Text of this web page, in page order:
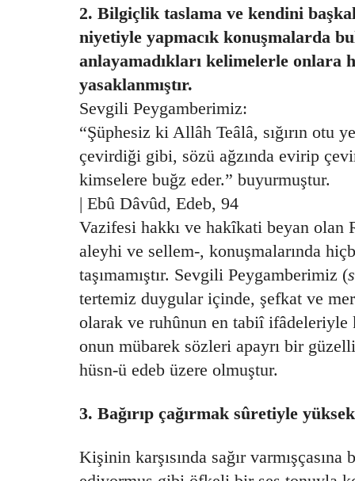
2. Bilgiçlik taslama ve kendini
niyetiyle yapmacık konuşmalarda
anlayamadıkları kelimelerle onlara
yasaklanmıştır.
Sevgili Peygamberimiz:
“Şüphesiz ki Allâh Teâlâ, sığırın otu
çevirdiği gibi, sözü ağzında evirip
kimselere buğz eder.” buyurmuştur.
| Ebû Dâvûd, Edeb, 94
Vazifesi hakkı ve hakîkati beyan olan
aleyhi ve sellem-, konuşmalarında
taşımamıştır. Sevgili Peygamberimiz (
tertemiz duygular içinde, şefkat ve
olarak ve ruhûnun en tabiî ifâdeleriyle
onun mübarek sözleri apayrı bir
hüsn-ü edeb üzere olmuştur.
3. Bağırıp çağırmak sûretiyle
Kişinin karşısında sağır varmışçasına